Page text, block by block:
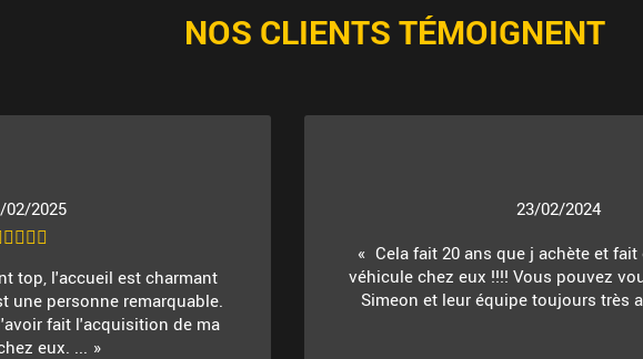
NOS CLIENTS TÉMOIGNENT
02/2025
top, l'accueil est charmant
une personne remarquable.
fait l'acquisition de ma
eux. ...
23/02/2024
Cela fait 20 ans que j achète et
véhicule chez eux !!!! Vous pouvez
Simeon et leur équipe toujours très